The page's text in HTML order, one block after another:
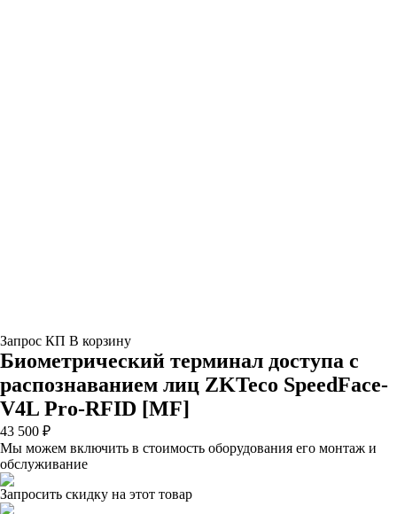
Запрос КП В корзину
Биометрический терминал доступа с
распознаванием лиц ZKTeco SpeedFace-
V4L Pro-RFID [MF]
43 500 ₽
Мы можем включить в стоимость оборудования его монтаж и
обслуживание
Запросить скидку на этот товар